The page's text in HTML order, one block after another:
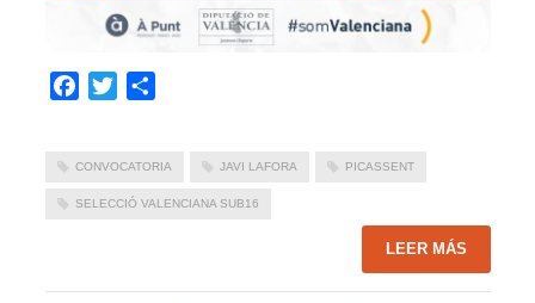
Facebook
Twitter
CONVOCATORIA JAVI LAFORA PICASSENT
SELECCIÓ VALENCIANA SUB16
LEER MÁS